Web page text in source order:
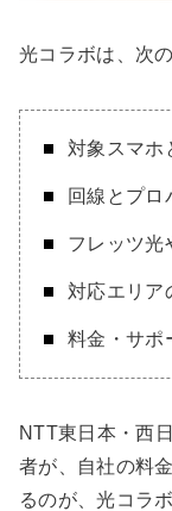
光コラボは、次
対象スマホ
回線とプロ
フレッツ光
対応エリア
料金・サポ
NTT東日本・西
者が、自社の料
るのが、光コラ